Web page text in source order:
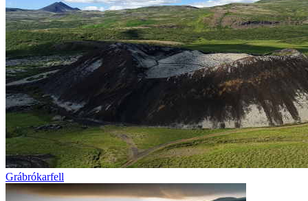
Grábrókarfell